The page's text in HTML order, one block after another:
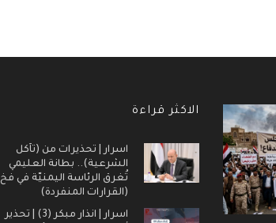
الاكثر قراءة
اسرار | تحذيرات من (تآكل
الشرعية).. بطانة العليمي
تُغرق الرئاسة اليمنيّة في فخ
(القرارات المنفردة)
اسرار | انذار مبكر (3) | تحذير